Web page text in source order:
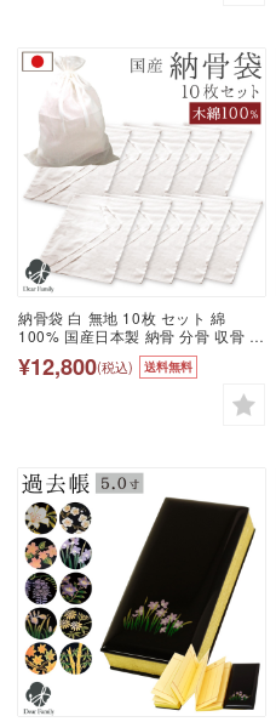
納骨袋 白 無地 10枚 セット 綿
100% 国産日本製 納骨 分骨 収骨 木
綿 さらし 晒 法要 49日 四十九日 骨
袋 納骨 コットン 自然 土葬 埋葬 自
然葬 樹木葬 海洋葬 散骨 手元供養
遺骨入れ 骨入れ 袋 遺灰 骨壷袋 骨
¥12,800(税込) 送料無料